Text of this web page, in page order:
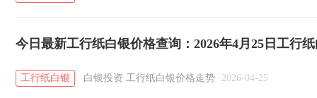
今日最新工行纸白银价格查询：2026年4月25日工行
工行纸白银 白银投资 工行纸白银价格走势 · 2026-04-25